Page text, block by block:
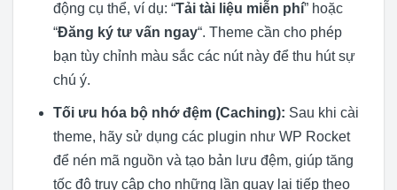
động cụ thể, ví dụ: “Tải tài liệu miễn phí” hoặc
“Đăng ký tư vấn ngay“. Theme cần cho phép
bạn tùy chỉnh màu sắc các nút này để thu hút sự
chú ý.
Tối ưu hóa bộ nhớ đệm (Caching): Sau khi cài
theme, hãy sử dụng các plugin như WP Rocket
để nén mã nguồn và tạo bản lưu đệm, giúp tăng
tốc độ truy cập cho những lần quay lại tiếp theo